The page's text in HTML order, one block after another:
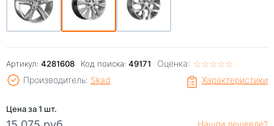
Артикул: 4281608 Код поиска: 49171 Оценка: ☆☆☆☆☆
★★★★★
Характеристики
Производитель: Skad
Цена за 1 шт.